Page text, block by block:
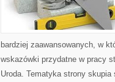
bardziej zaawansowanych, w
wskazówki przydatne w pracy
Uroda. Tematyka strony